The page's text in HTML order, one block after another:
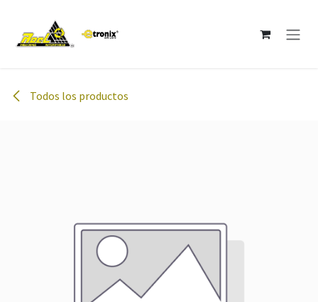
Todos los productos